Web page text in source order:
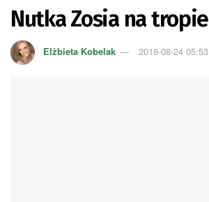
Nutka Zosia na tropie
Elżbieta Kobelak 2018-08-24 05:53